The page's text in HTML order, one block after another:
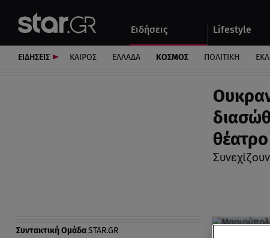
Ειδήσεις Lifestyle
Αυτοκίνητο
ΕΙΔΗΣΕΙΣ ΚΑΙΡΟΣ ΕΛΛΑΔΑ ΚΟΣΜΟΣ ΠΟΛΙΤΙΚΗ
θέατρο
Συντακτική ΟμάδαSTAR.GR